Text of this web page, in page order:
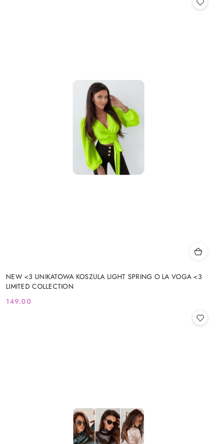
NEW <3 UNIKATOWA KOSZULA LIGHT SPRING O LA VOGA <3
LIMITED COLLECTION
Cena:
149.00